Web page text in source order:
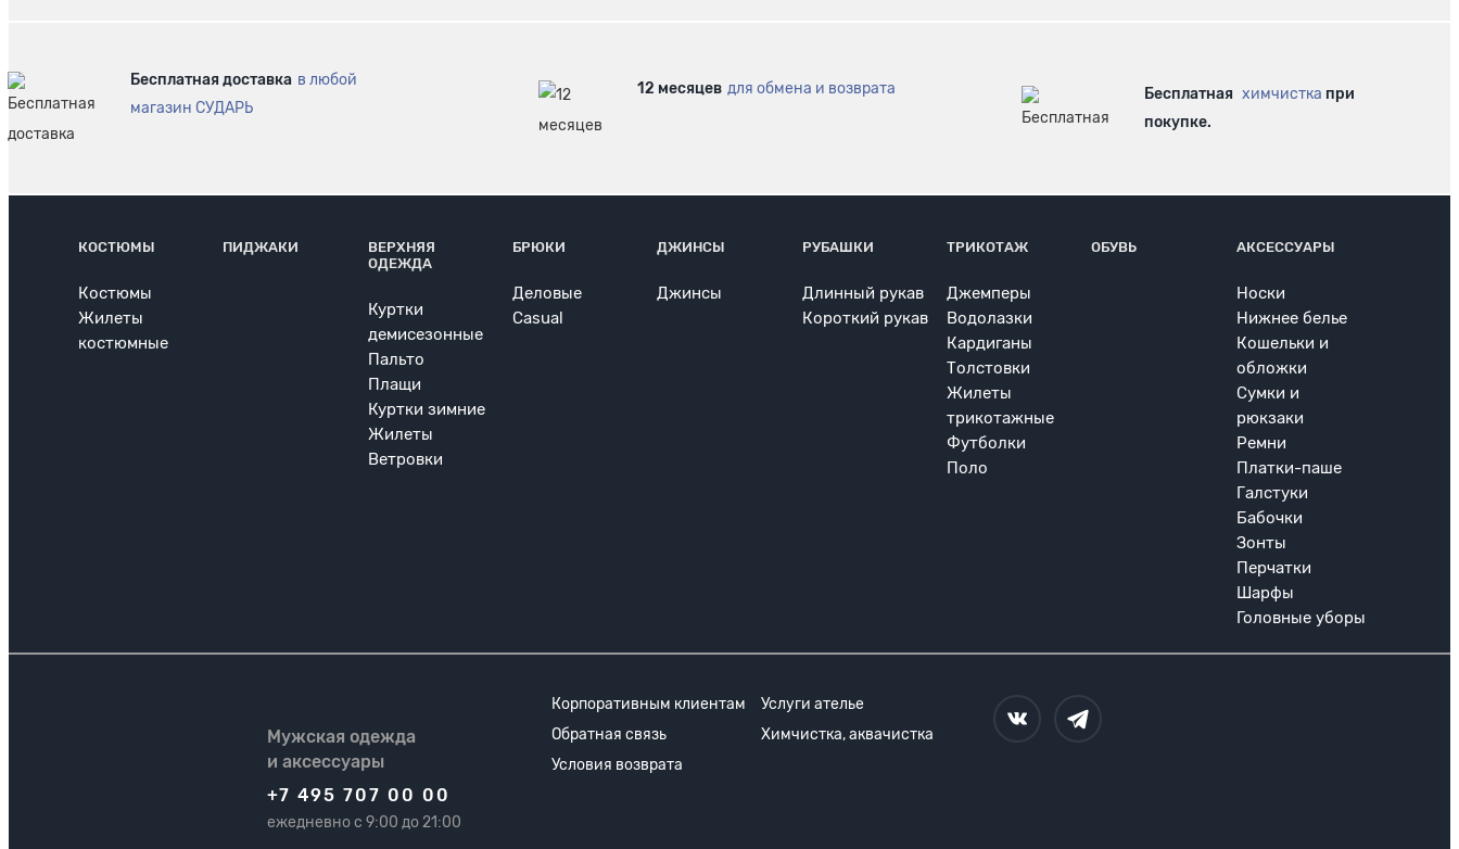
Бесплатная доставка в любой
магазин СУДАРЬ
12 месяцев для обмена и возврата Бесплатная химчистка при
покупке.
КОСТЮМЫ
Костюмы
Жилеты
костюмные
ПИДЖАКИ
ВЕРХНЯЯ
ОДЕЖДА
Куртки
демисезонные
Пальто
Плащи
Куртки зимние
Жилеты
Ветровки
БРЮКИ
Деловые
Casual
ДЖИНСЫ
Джинсы
РУБАШКИ
Длинный рукав
Короткий рукав
ТРИКОТАЖ
Джемперы
Водолазки
Кардиганы
Толстовки
Жилеты
трикотажные
Футболки
Поло
ОБУВЬ АКСЕССУАРЫ
Носки
Нижнее белье
Кошельки и
обложки
Сумки и
рюкзаки
Ремни
Платки-паше
Галстуки
Бабочки
Зонты
Перчатки
Шарфы
Головные уборы
Мужская одежда
и аксессуары
+7 495 707 00 00
ежедневно с 9:00 до 21:00
Корпоративным клиентам
Услуги ателье
Обратная связь
Химчистка, аквачистка
Условия возврата